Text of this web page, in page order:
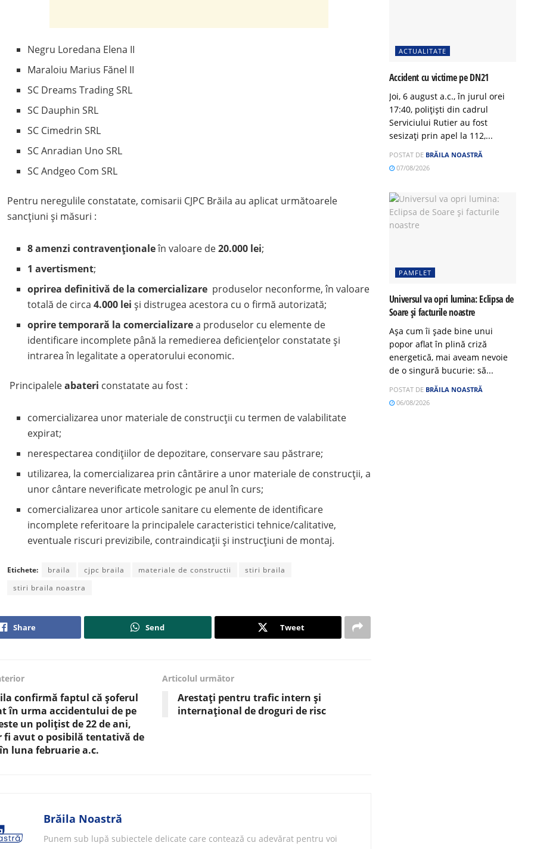
Negru Loredana Elena II
Maraloiu Marius Fănel II
SC Dreams Trading SRL
SC Dauphin SRL
SC Cimedrin SRL
SC Anradian Uno SRL
SC Andgeo Com SRL
Pentru neregulile constatate, comisarii CJPC Brăila au aplicat următoarele
sancțiuni şi măsuri :
8 amenzi contravenționaleîn valoare de20.000 lei;
1 avertisment;
oprirea definitivă de la comercializare produselor neconforme, în valoare
totală de circa4.000 lei și distrugea acestora cu o firmă autorizată;
oprire temporară la comercializarea produselor cu elemente de
identificare incomplete până la remedierea deficiențelor constatate și
intrarea în legalitate a operatorului economic.
Principaleleabateri constatate au fost :
comercializarea unor materiale de construcții cu termen de valabilitate
expirat;
nerespectarea condițiilor de depozitare, conservare sau păstrare;
utilizarea, la comercializarea prin cântărire a unor materiale de construcții, a
unor cântare neverificate metrologic pe anul în curs;
comercializarea unor articole sanitare cu elemente de identificare
incomplete referitoare la principalele caracteristici tehnice/calitative,
eventuale riscuri previzibile, contraindicații și instrucțiuni de montaj.
Etichete: braila cjpc braila materiale de constructii
stiri braila
stiri braila noastra
Share Send Tweet
confirmă faptul că șoferul
în urma accidentului de pe
un polițist de 22 de ani,
fi avut o posibilă tentativă de
luna februarie a.c.
Articolul următor
Arestați pentru trafic intern și
internațional de droguri de risc
Brăila Noastră
Punem sub lupă subiectele delicate care contează cu adevărat pentru voi
ACTUALITATE
Accident cu victime pe DN21
Joi, 6 august a.c., în jurul orei
17:40, polițiști din cadrul
Serviciului Rutier au fost
sesizați prin apel la 112,...
POSTAT DE BRĂILA NOASTRĂ
07/08/2026
PAMFLET
Universul va opri lumina: Eclipsa de
Soare și facturile noastre
Așa cum îi șade bine unui
popor aflat în plină criză
energetică, mai aveam nevoie
de o singură bucurie: să...
POSTAT DE BRĂILA NOASTRĂ
06/08/2026